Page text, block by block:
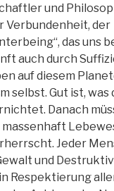
und
Verbundenheit, der
das uns
auch durch
auf diesem
selbst. Gut ist, was
Danach
massenhaft
Jeder
und
Respektierung